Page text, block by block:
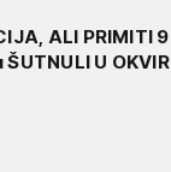
ALI PRIMITI 9
U OKVIR